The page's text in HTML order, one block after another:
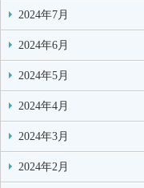
2024年7月
2024年6月
2024年5月
2024年4月
2024年3月
2024年2月